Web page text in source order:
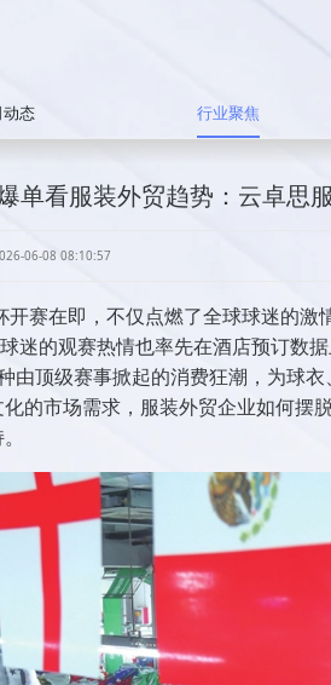
态 行业聚焦
单看服装外贸趋势：云卓思
06-08 08:10:57
开赛在即，不仅点燃了全球球迷的
迷的观赛热情也率先在酒店预订数
由顶级赛事掀起的消费狂潮，为球
的市场需求，服装外贸企业如何摆